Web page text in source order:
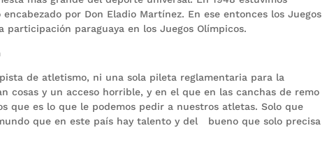
por Don Eladio Martínez. En ese entonces los Juegos
paraguaya en los Juegos Olímpicos.
de atletismo, ni una sola pileta reglamentaria para la
cosas y un acceso horrible, y en el que en las canchas de remo
que es lo que le podemos pedir a nuestros atletas. Solo que
que en este país hay talento y del bueno que solo precisa